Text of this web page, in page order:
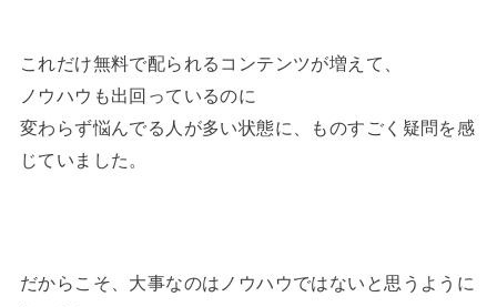
これだけ無料で配られるコンテンツが増えて、
ノウハウも出回っているのに
変わらず悩んでる人が多い状態に、ものすごく疑問を感
じていました。
だからこそ、大事なのはノウハウではないと思うように